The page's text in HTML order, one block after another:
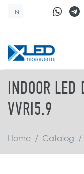
Skip to main content
EN
SEARCH FORM
INDOOR LED
VVRI5.9
Home / Catalog /